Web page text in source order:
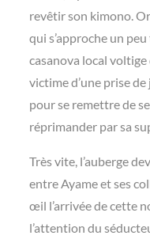
revêtir son kimono.
qui s’approche un
casanova local
victime d’une prise de
pour se remettre de
réprimander par sa
Très vite, l’auberge
entre Ayame et ses
œil l’arrivée de cette
l’attention du